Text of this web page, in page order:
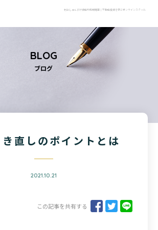
村上しゅんすけ資産形成戦略室｜不動産投資を学ぶオンラインスクール
BLOG
ブログ
直しのポイントとは
2021.10.21
この記事を共有する